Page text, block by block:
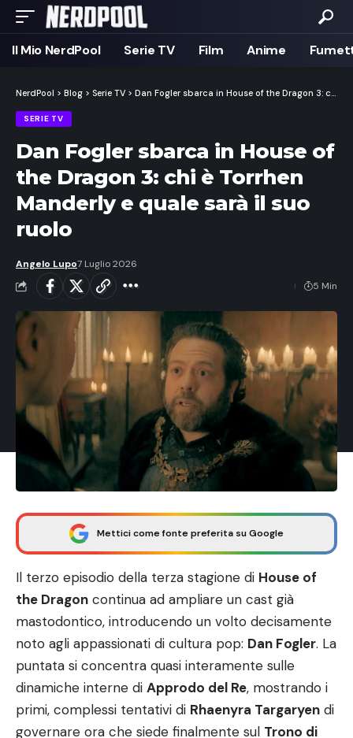
Il Mio NerdPool Serie TV Film Anime
NerdPool > Blog > Serie TV > Dan Fogler sbarca in House of the Dragon 3: chi è Torrhen Manderly e quale sarà il suo ruolo
SERIE TV
Dan Fogler sbarca in House of
the Dragon 3: chi è Torrhen
Manderly e quale sarà il suo
ruolo
Angelo Lupo7 Luglio 2026
5 Min
Mettici come fonte preferita su Google
Il terzo episodio della terza stagione di House of
the Dragon continua ad ampliare un cast già
mastodontico, introducendo un volto decisamente
noto agli appassionati di cultura pop: Dan Fogler. La
puntata si concentra quasi interamente sulle
dinamiche interne di Approdo del Re, mostrando i
primi, complessi tentativi di Rhaenyra Targaryen di
governare ora che siede finalmente sul Trono di